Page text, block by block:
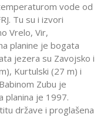
vode od
Tu su i izvori
Vrelo, Vir,
planine je bogata
jezera su Zavojsko i
Kurtulski (27 m) i
Zubu je
planina je 1997.
države i proglašena